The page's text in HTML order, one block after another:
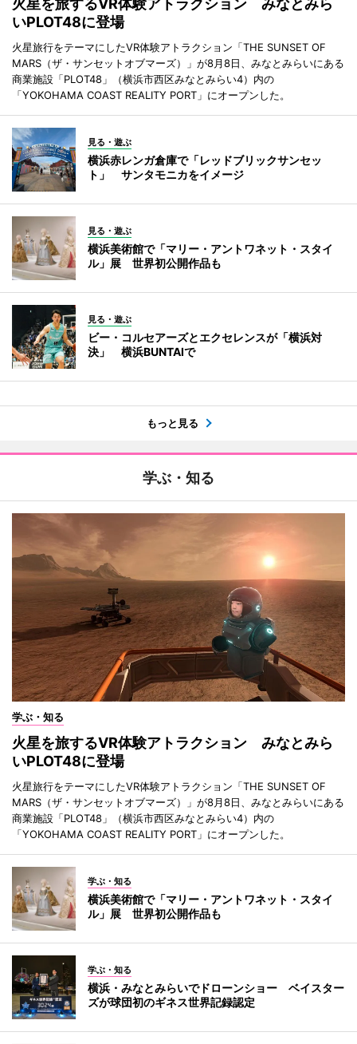
火星を旅するVR体験アトラクション みなとみら
いPLOT48に登場
火星旅行をテーマにしたVR体験アトラクション「THE SUNSET OF
MARS（ザ・サンセットオブマーズ）」が8月8日、みなとみらいにある
商業施設「PLOT48」（横浜市西区みなとみらい4）内の
「YOKOHAMA COAST REALITY PORT」にオープンした。
見る・遊ぶ
横浜赤レンガ倉庫で「レッドブリックサンセッ
ト」 サンタモニカをイメージ
見る・遊ぶ
横浜美術館で「マリー・アントワネット・スタイ
ル」展 世界初公開作品も
見る・遊ぶ
ビー・コルセアーズとエクセレンスが「横浜対
決」 横浜BUNTAIで
もっと見る
学ぶ・知る
学ぶ・知る
火星を旅するVR体験アトラクション みなとみら
いPLOT48に登場
火星旅行をテーマにしたVR体験アトラクション「THE SUNSET OF
MARS（ザ・サンセットオブマーズ）」が8月8日、みなとみらいにある
商業施設「PLOT48」（横浜市西区みなとみらい4）内の
「YOKOHAMA COAST REALITY PORT」にオープンした。
学ぶ・知る
横浜美術館で「マリー・アントワネット・スタイ
ル」展 世界初公開作品も
学ぶ・知る
横浜・みなとみらいでドローンショー ベイスター
ズが球団初のギネス世界記録認定